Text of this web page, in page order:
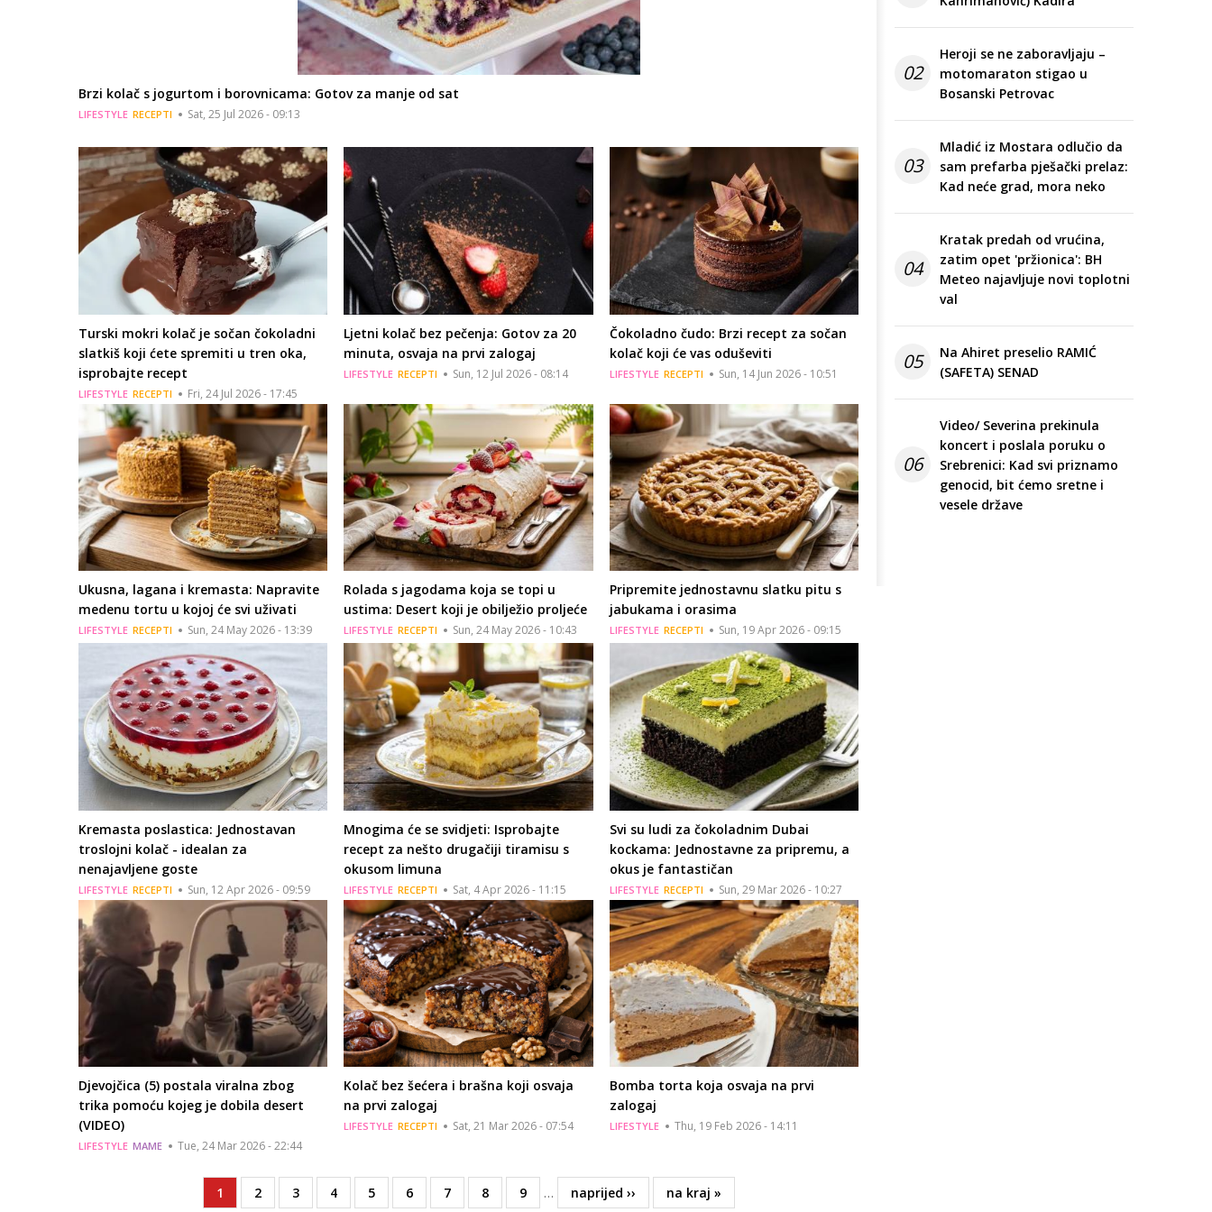
Brzi kolač s jogurtom i borovnicama: Gotov za manje od sat
LIFESTYLE RECEPTI Sat, 25 Jul 2026 - 09:13
Turski mokri kolač je sočan čokoladni
slatkiš koji ćete spremiti u tren oka,
isprobajte recept
LIFESTYLE RECEPTI Fri, 24 Jul 2026 - 17:45
Ljetni kolač bez pečenja: Gotov za 20
minuta, osvaja na prvi zalogaj
LIFESTYLE RECEPTI Sun, 12 Jul 2026 - 08:14
Čokoladno čudo: Brzi recept za sočan
kolač koji će vas oduševiti
LIFESTYLE RECEPTI Sun, 14 Jun 2026 - 10:51
Ukusna, lagana i kremasta: Napravite
medenu tortu u kojoj će svi uživati
LIFESTYLE RECEPTI Sun, 24 May 2026 - 13:39
Rolada s jagodama koja se topi u
ustima: Desert koji je obilježio proljeće
LIFESTYLE RECEPTI Sun, 24 May 2026 - 10:43
Pripremite jednostavnu slatku pitu s
jabukama i orasima
LIFESTYLE RECEPTI Sun, 19 Apr 2026 - 09:15
Kremasta poslastica: Jednostavan
troslojni kolač - idealan za
nenajavljene goste
LIFESTYLE RECEPTI Sun, 12 Apr 2026 - 09:59
Mnogima će se svidjeti: Isprobajte
recept za nešto drugačiji tiramisu s
okusom limuna
LIFESTYLE RECEPTI Sat, 4 Apr 2026 - 11:15
Svi su ludi za čokoladnim Dubai
kockama: Jednostavne za pripremu, a
okus je fantastičan
LIFESTYLE RECEPTI Sun, 29 Mar 2026 - 10:27
Djevojčica (5) postala viralna zbog
trika pomoću kojeg je dobila desert
(VIDEO)
LIFESTYLE MAME Tue, 24 Mar 2026 - 22:44
Kolač bez šećera i brašna koji osvaja
na prvi zalogaj
LIFESTYLE RECEPTI Sat, 21 Mar 2026 - 07:54
Bomba torta koja osvaja na prvi
zalogaj
LIFESTYLE Thu, 19 Feb 2026 - 14:11
Current
1 Page
2 Page
3 Page
4 Page
5 Page
6 Page
7 Page
8 Page
9 …
Next
naprijed ››
Last
na kraj »
02
Heroji se ne zaboravljaju –
motomaraton stigao u
Bosanski Petrovac
03
Mladić iz Mostara odlučio da
sam prefarba pješački prelaz:
Kad neće grad, mora neko
04
Kratak predah od vrućina,
zatim opet 'pržionica': BH
Meteo najavljuje novi toplotni
val
05
Na Ahiret preselio RAMIĆ
(SAFETA) SENAD
06
Video/ Severina prekinula
koncert i poslala poruku o
Srebrenici: Kad svi priznamo
genocid, bit ćemo sretne i
vesele države